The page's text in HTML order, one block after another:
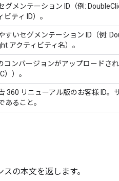
グメンテーション ID（例:
ビティ ID）。
すいセグメンテーション ID（例:
アクティビティ名）。
コンバージョンがアップロードさ
））。
360 リニューアル版のお客様 ID。
あること。
の本文を返します。